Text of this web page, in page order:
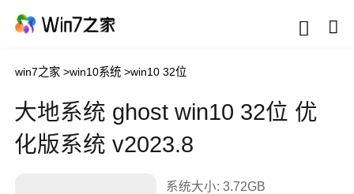
win7之家 >win10系统 >win10 32位
大地系统 ghost win10 32位 优
化版系统 v2023.8
系统大小: 3.72GB